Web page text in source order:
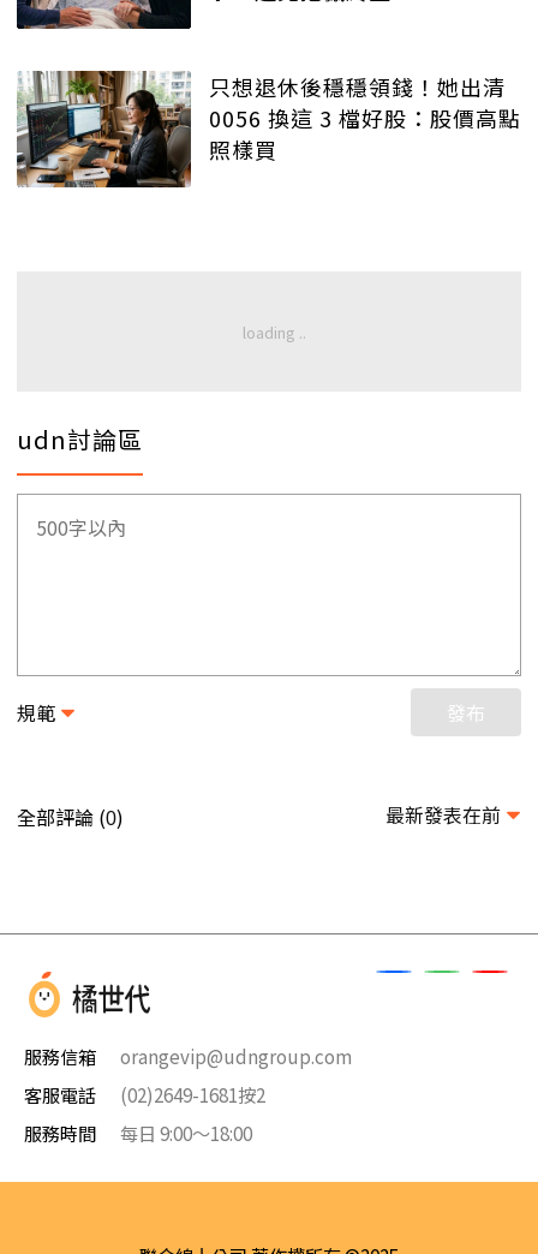
只想退休後穩穩領錢！她出清
0056 換這 3 檔好股：股價高點
照樣買
udn討論區
規範 發布
全部評論 (0) 最新發表在前
服務信箱
orangevip@udngroup.com
客服電話
(02)2649-1681按2
服務時間
每日 9:00～18:00